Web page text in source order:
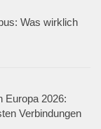
Was wirklich
Europa 2026:
Verbindungen